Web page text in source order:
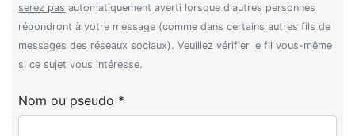
serez pas automatiquement averti lorsque d'autres personnes
répondront à votre message (comme dans certains autres fils de
messages des réseaux sociaux). Veuillez vérifier le fil vous-même
si ce sujet vous intéresse.
Nom ou pseudo *